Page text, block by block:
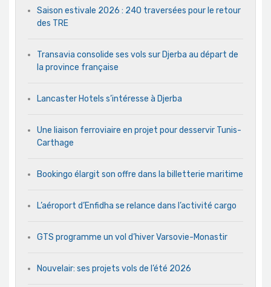
Saison estivale 2026 : 240 traversées pour le retour
des TRE
Transavia consolide ses vols sur Djerba au départ de
la province française
Lancaster Hotels s’intéresse à Djerba
Une liaison ferroviaire en projet pour desservir Tunis-
Carthage
Bookingo élargit son offre dans la billetterie maritime
L’aéroport d’Enfidha se relance dans l’activité cargo
GTS programme un vol d’hiver Varsovie-Monastir
Nouvelair: ses projets vols de l’été 2026